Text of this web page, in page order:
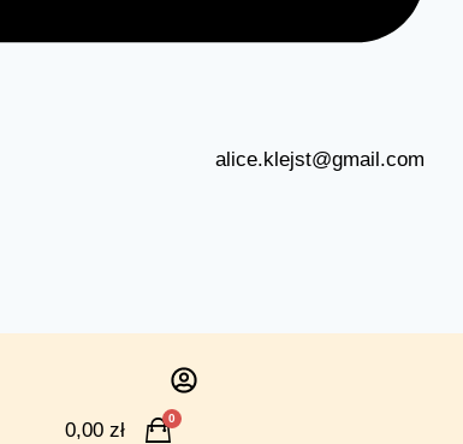
alice.klejst@gmail.com
0,00 zł
0